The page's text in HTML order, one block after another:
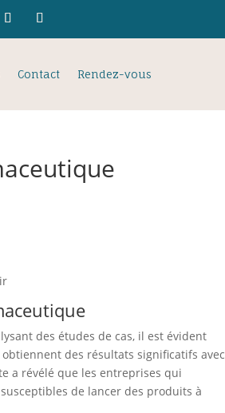
Contact Rendez-vous
des études de cas, il est évident
des résultats significatifs avec
a révélé que les entreprises qui
de lancer des produits à